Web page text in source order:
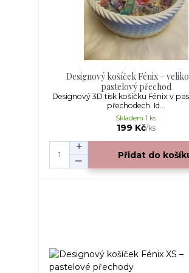
Designový košíček Fénix –
pastelový přechod
Designový 3D tisk košíčku Fénix v
přechodech. Id...
199 Kč/ks
Skladem 1 ks
Přidat do